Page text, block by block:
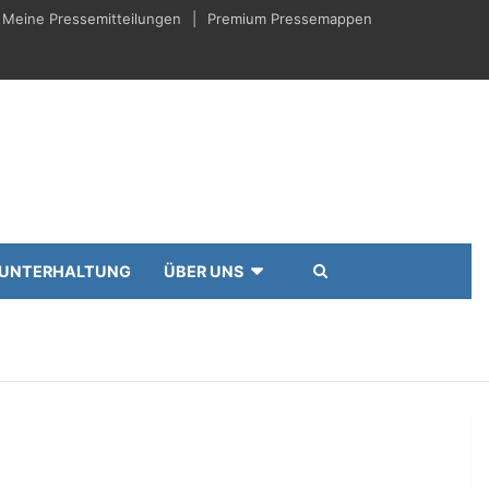
Meine Pressemitteilungen Premium Pressemappen
UNTERHALTUNG ÜBER UNS